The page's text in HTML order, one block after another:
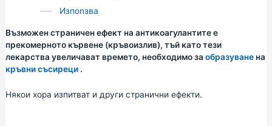
Изпоnзва
Възможен страничен ефект на антикоагулантите е
прекомерното кървене (кръвоизлив), тъй като тези
лекарства увеличават времето, необходимо за образуванена
кръвни съсиреци.
Някои хора изпитват и други странични ефекти.